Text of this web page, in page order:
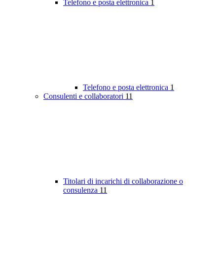
Telefono e posta elettronica 1
Telefono e posta elettronica 1
Consulenti e collaboratori 11
Titolari di incarichi di collaborazione o
consulenza 11